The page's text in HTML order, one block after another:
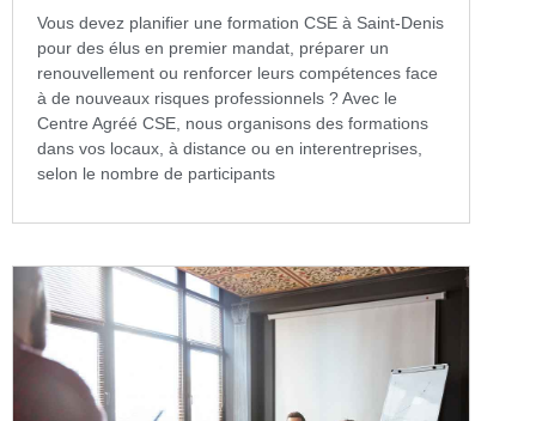
Vous devez planifier une formation CSE à Saint-Denis
pour des élus en premier mandat, préparer un
renouvellement ou renforcer leurs compétences face
à de nouveaux risques professionnels ? Avec le
Centre Agréé CSE, nous organisons des formations
dans vos locaux, à distance ou en interentreprises,
selon le nombre de participants